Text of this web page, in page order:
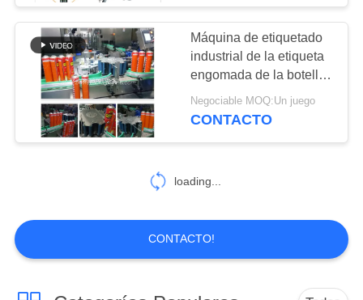
Máquina para sellar
Máquina del lacre
17
Máquina de etiquetado
industrial de la etiqueta
engomada de la botella
del espray para las
industrias de la belleza
Negociable MOQ:Un juego
CONTACTO
loading...
CONTACTO!